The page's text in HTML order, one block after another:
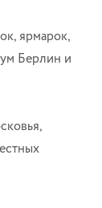
ярмарок,
Берлин и